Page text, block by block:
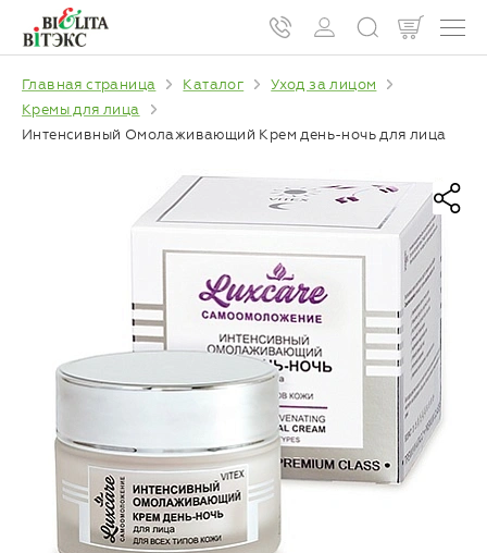
Главная страница Каталог
Уход за лицом
Кремы для лица
Интенсивный Омолаживающий Крем день-ночь для лица